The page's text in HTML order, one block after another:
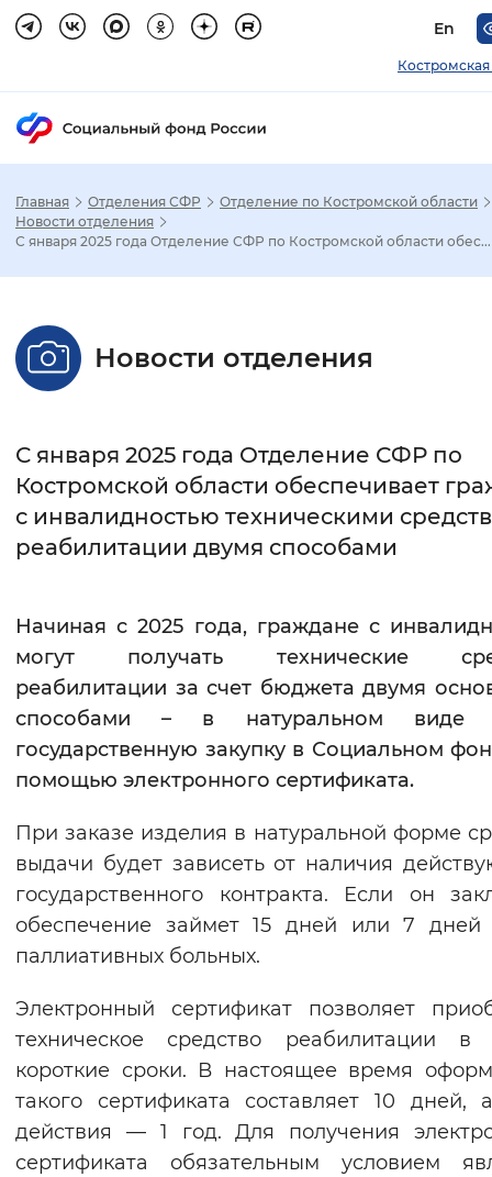
En
Костромская
Настройка режима отображения
Стандартный Увеличенный
Без засечек
Интервал между буквами
Цвет сайта
Инверсивный
Синий фон
Изображения
Включены Выключены
Звуковой ассистент
Воспроизвести Остановить
Вернуть стандартные настройки
Главная Отделения СФР
Отделение по Костромской области
Новости отделения
С января 2025 года Отделение СФР по Костромской области обес...
Новости отделения
С января 2025 года Отделение СФР по
Костромской области обеспечивает
с инвалидностью техническими
реабилитации двумя способами
Начиная с 2025 года, граждане с
могут получать технические
реабилитации за счет бюджета двумя
способами – в натуральном виде
государственную закупку в Социальном
помощью электронного сертификата.
При заказе изделия в натуральной форме
выдачи будет зависеть от наличия
государственного контракта. Если он
обеспечение займет 15 дней или 7
паллиативных больных.
Электронный сертификат позволяет
техническое средство реабилитации в
короткие сроки. В настоящее время
такого сертификата составляет 10 дней,
действия — 1 год. Для получения
сертификата обязательным условием